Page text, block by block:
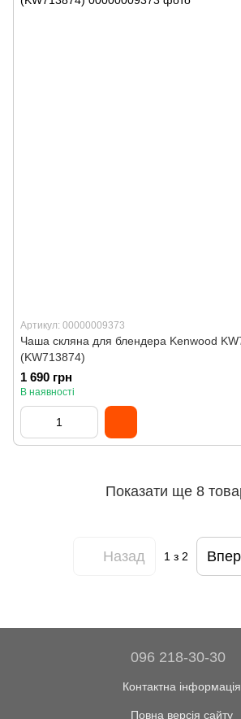
Артикул: 00000009373
Чаша скляна для блендера Kenwood
(KW713874)
1 690 грн
В наявності
Показати ще 8
Назад 1 з 2
096 218-30-30
Контактна інформація
Повна версія сайту